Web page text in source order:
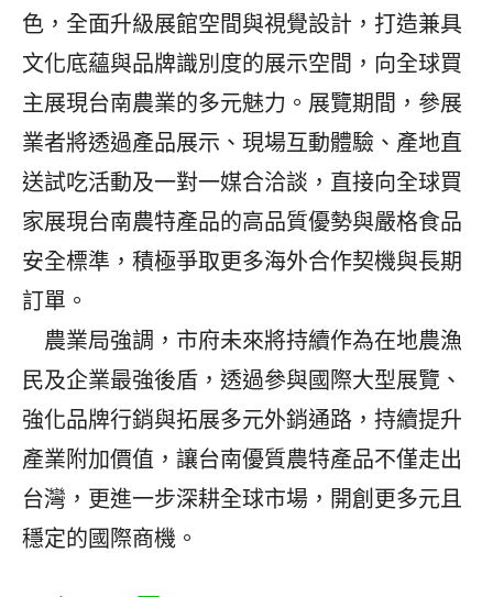
色，全面升級展館空間與視覺設計，打造兼具
文化底蘊與品牌識別度的展示空間，向全球買
主展現台南農業的多元魅力。展覽期間，參展
業者將透過產品展示、現場互動體驗、產地直
送試吃活動及一對一媒合洽談，直接向全球買
家展現台南農特產品的高品質優勢與嚴格食品
安全標準，積極爭取更多海外合作契機與長期
訂單。
農業局強調，市府未來將持續作為在地農漁
民及企業最強後盾，透過參與國際大型展覽、
強化品牌行銷與拓展多元外銷通路，持續提升
產業附加價值，讓台南優質農特產品不僅走出
台灣，更進一步深耕全球市場，開創更多元且
穩定的國際商機。